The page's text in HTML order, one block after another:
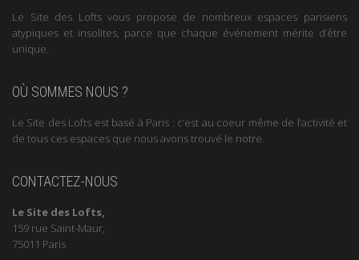
Le Site des Lofts vous propose de nombreux espaces parisiens
atypiques et insolites, parce que chaque événement mérite d’être
unique.
OÙ SOMMES NOUS ?
Le Site des Lofts est basé à Paris : c’est au coeur même de l’activité et
de tous ces espaces que nous avons trouvé le notre.
CONTACTEZ-NOUS
Le Site des Lofts,
159 rue Saint-Maur,
75011 Paris